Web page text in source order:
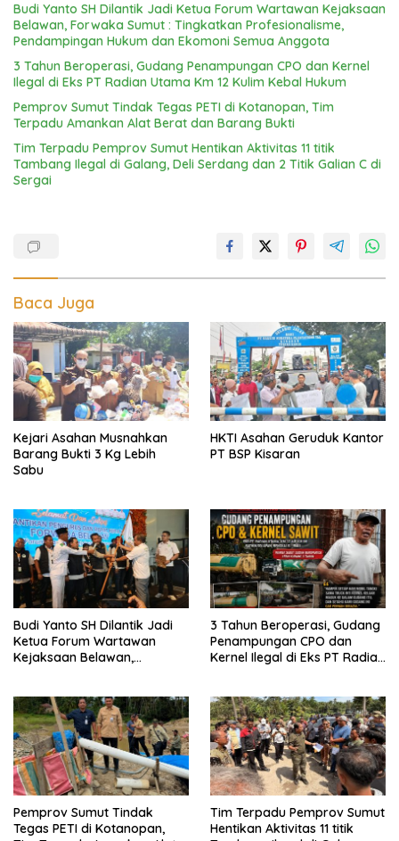
Budi Yanto SH Dilantik Jadi Ketua Forum Wartawan Kejaksaan
Belawan, Forwaka Sumut : Tingkatkan Profesionalisme,
Pendampingan Hukum dan Ekomoni Semua Anggota
3 Tahun Beroperasi, Gudang Penampungan CPO dan Kernel
Ilegal di Eks PT Radian Utama Km 12 Kulim Kebal Hukum
Pemprov Sumut Tindak Tegas PETI di Kotanopan, Tim
Terpadu Amankan Alat Berat dan Barang Bukti
Tim Terpadu Pemprov Sumut Hentikan Aktivitas 11 titik
Tambang Ilegal di Galang, Deli Serdang dan 2 Titik Galian C di
Sergai
Baca Juga
Kejari Asahan Musnahkan
Barang Bukti 3 Kg Lebih
Sabu
HKTI Asahan Geruduk Kantor
PT BSP Kisaran
Budi Yanto SH Dilantik Jadi
Ketua Forum Wartawan
Kejaksaan Belawan,
Pendampingan Hukum dan
Ekomoni Semua Anggota
3 Tahun Beroperasi, Gudang
Penampungan CPO dan
Kernel Ilegal di Eks PT Radian
Pemprov Sumut Tindak
Tegas PETI di Kotanopan,
Tim Terpadu Pemprov Sumut
Hentikan Aktivitas 11 titik